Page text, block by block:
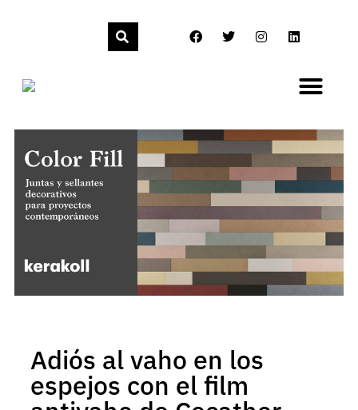
Adiós al vaho en los
espejos con el film